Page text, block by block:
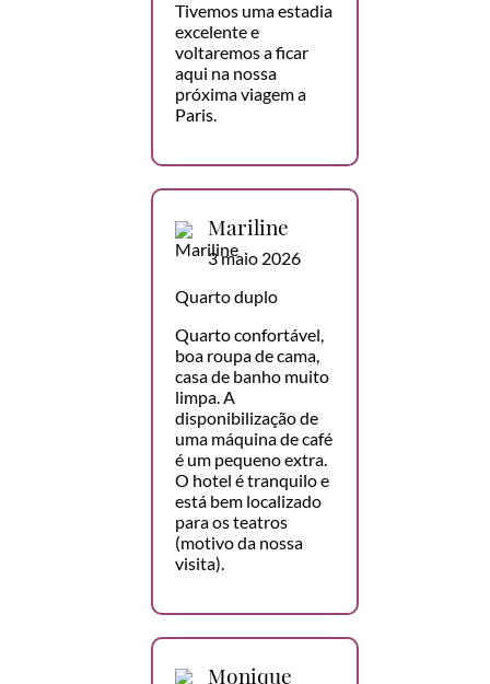
Tivemos uma estadia
excelente e
voltaremos a ficar
aqui na nossa
próxima viagem a
Paris.
Mariline
3 maio 2026
Quarto duplo
Quarto confortável,
boa roupa de cama,
casa de banho muito
limpa. A
disponibilização de
uma máquina de café
é um pequeno extra.
O hotel é tranquilo e
está bem localizado
para os teatros
(motivo da nossa
visita).
Monique